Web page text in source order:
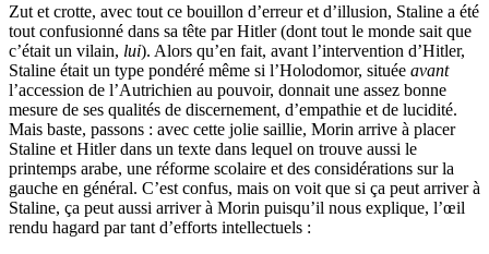
Zut et crotte, avec tout ce bouillon d’erreur et d’illusion, Staline a été
tout confusionné dans sa tête par Hitler (dont tout le monde sait que
c’était un vilain, lui). Alors qu’en fait, avant l’intervention d’Hitler,
Staline était un type pondéré même si l’Holodomor, située avant
l’accession de l’Autrichien au pouvoir, donnait une assez bonne
mesure de ses qualités de discernement, d’empathie et de lucidité.
Mais baste, passons : avec cette jolie saillie, Morin arrive à placer
Staline et Hitler dans un texte dans lequel on trouve aussi le
printemps arabe, une réforme scolaire et des considérations sur la
gauche en général. C’est confus, mais on voit que si ça peut arriver à
Staline, ça peut aussi arriver à Morin puisqu’il nous explique, l’œil
rendu hagard par tant d’efforts intellectuels :